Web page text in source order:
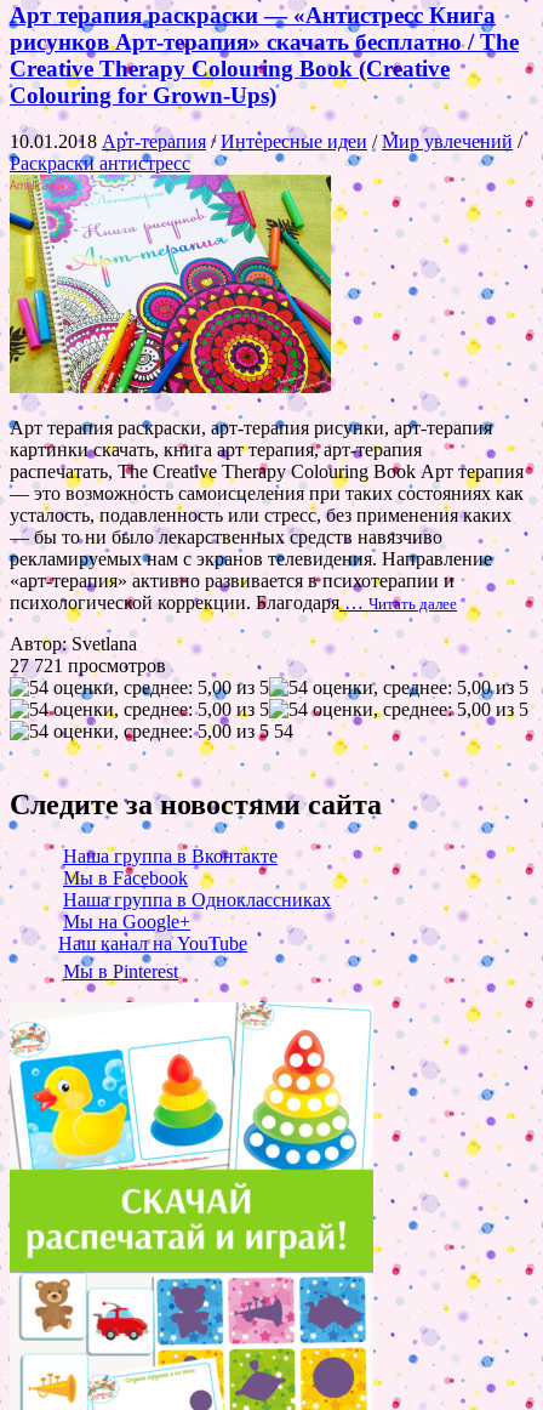
Арт терапия раскраски — «Антистресс Книга
рисунков Арт-терапия» скачать бесплатно / The
Creative Therapy Colouring Book (Creative
Colouring for Grown-Ups)
10.01.2018Арт-терапия /Интересные идеи /Мир увлечений /
Раскраски антистресс
Арт терапия раскраски, арт-терапия рисунки, арт-терапия
картинки скачать, книга арт терапия, арт-терапия
распечатать, The Creative Therapy Colouring Book Арт терапия
— это возможность самоисцеления при таких состояниях как
усталость, подавленность или стресс, без применения каких
— бы то ни было лекарственных средств навязчиво
рекламируемых нам с экранов телевидения. Направление
«арт-терапия» активно развивается в психотерапии и
психологической коррекции. Благодаря… Читать далее
Автор: Svetlana
27 721 просмотров
54
Следите за новостями сайта
Наша группа в Вконтакте
Мы в Facebook
Наша группа в Одноклассниках
Мы на Google+
Наш канал на YouTube
Мы в Pinterest